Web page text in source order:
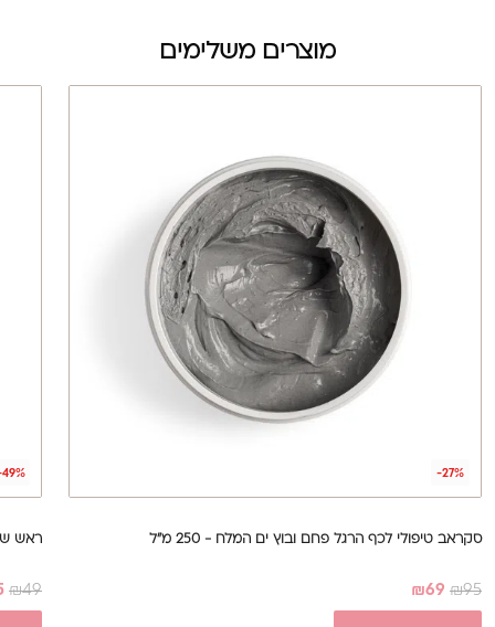
מוצרים משלימים
-27%
סקראב טיפולי לכף הרגל פחם ובוץ ים המלח - 250 מ"ל
₪95
₪69
ראש
₪49